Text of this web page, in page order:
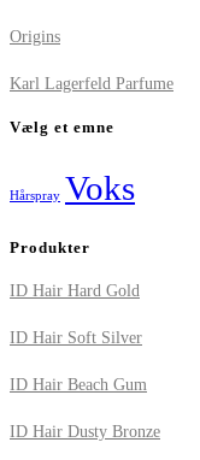
Origins
Karl Lagerfeld Parfume
Vælg et emne
Hårspray Voks
Produkter
ID Hair Hard Gold
ID Hair Soft Silver
ID Hair Beach Gum
ID Hair Dusty Bronze